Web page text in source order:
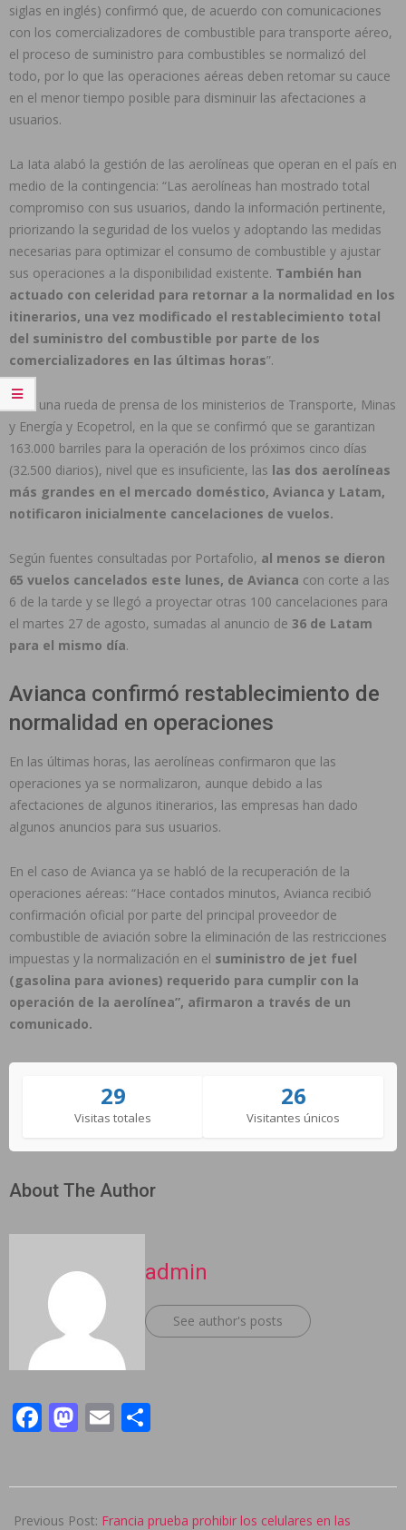
siglas en inglés) confirmó que, de acuerdo con comunicaciones
con los comercializadores de combustible para transporte aéreo,
el proceso de suministro para combustibles se normalizó del
todo, por lo que las operaciones aéreas deben retomar su cauce
en el menor tiempo posible para disminuir las afectaciones a
usuarios.
La Iata alabó la gestión de las aerolíneas que operan en el país en
medio de la contingencia: “Las aerolíneas han mostrado total
compromiso con sus usuarios, dando la información pertinente,
priorizando la seguridad de los vuelos y adoptando las medidas
necesarias para optimizar el consumo de combustible y ajustar
sus operaciones a la disponibilidad existente. También han
actuado con celeridad para retornar a la normalidad en los
itinerarios, una vez modificado el restablecimiento total
del suministro del combustible por parte de los
comercializadores en las últimas horas”.
Tras una rueda de prensa de los ministerios de Transporte, Minas
y Energía y Ecopetrol, en la que se confirmó que se garantizan
163.000 barriles para la operación de los próximos cinco días
(32.500 diarios), nivel que es insuficiente, las las dos aerolíneas
más grandes en el mercado doméstico, Avianca y Latam,
notificaron inicialmente cancelaciones de vuelos.
Según fuentes consultadas por Portafolio, al menos se dieron
65 vuelos cancelados este lunes, de Avianca con corte a las
6 de la tarde y se llegó a proyectar otras 100 cancelaciones para
el martes 27 de agosto, sumadas al anuncio de 36 de Latam
para el mismo día.
Avianca confirmó restablecimiento de
normalidad en operaciones
En las últimas horas, las aerolíneas confirmaron que las
operaciones ya se normalizaron, aunque debido a las
afectaciones de algunos itinerarios, las empresas han dado
algunos anuncios para sus usuarios.
En el caso de Avianca ya se habló de la recuperación de la
operaciones aéreas: “Hace contados minutos, Avianca recibió
confirmación oficial por parte del principal proveedor de
combustible de aviación sobre la eliminación de las restricciones
impuestas y la normalización en el suministro de jet fuel
(gasolina para aviones) requerido para cumplir con la
operación de la aerolínea”, afirmaron a través de un
comunicado.
29
Visitas totales
26
Visitantes únicos
About The Author
admin
See author's posts
Facebook
Mastodon
Email
08-
Previous Post: Francia prueba prohibir los celulares en las